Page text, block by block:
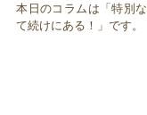
本日のコラムは「特別
て続けにある！」です。